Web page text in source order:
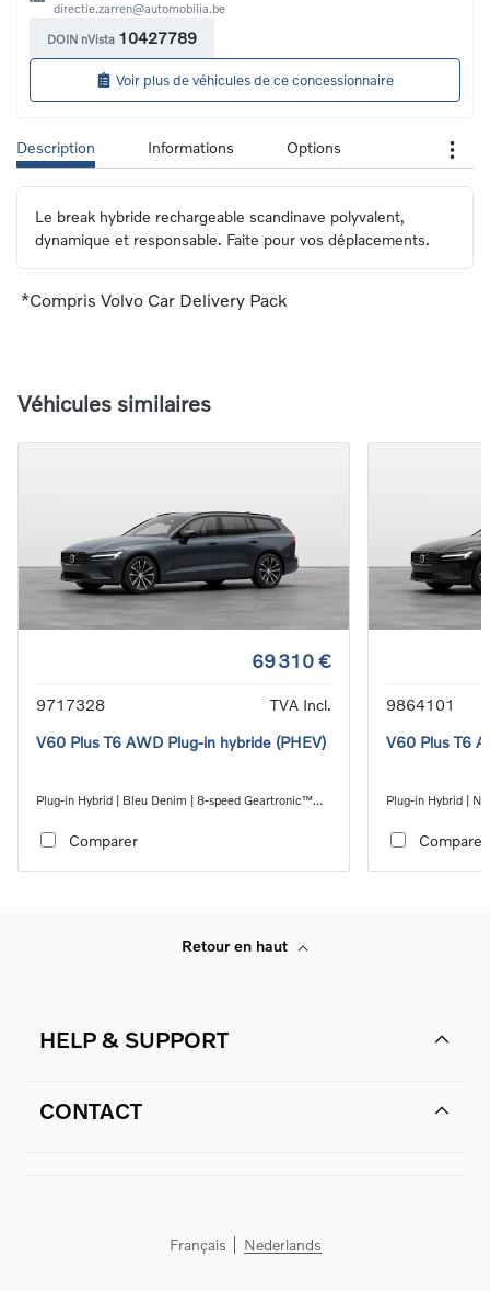
directie.zarren@automobilia.be
DOIN nVista 10427789
Voir plus de véhicules de ce concessionnaire
Description Informations Options
Le break hybride rechargeable scandinave polyvalent,
dynamique et responsable. Faite pour vos déplacements.
*Compris Volvo Car Delivery Pack
Véhicules similaires
69 310 €
9717328
TVA Incl.
V60 Plus T6 AWD Plug-in hybride (PHEV)
Plug-in Hybrid | Bleu Denim | 8-speed Geartronic™
Comparer
9864101
V60 Plus T6
Plug-in Hybrid |
Comparer
Retour en haut
HELP & SUPPORT
CONTACT
Français Nederlands